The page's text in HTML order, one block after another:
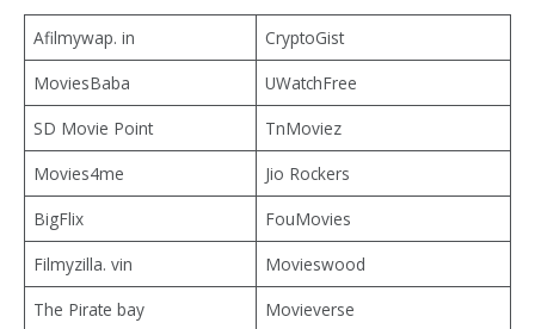
Afilmywap. in
CryptoGist
MoviesBaba
UWatchFree
SD Movie Point
TnMoviez
Movies4me
Jio Rockers
BigFlix
FouMovies
Filmyzilla. vin
Movieswood
The Pirate bay
Movieverse